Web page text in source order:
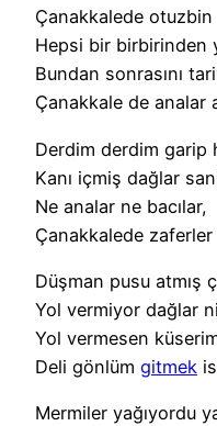
Çanakkalede
Hepsi bir birbirinden
Bundan sonrasını
Çanakkale de analar
Derdim derdim garip
Kanı içmiş dağlar
Ne analar ne bacılar,
Çanakkalede zaferler
Düşman pusu atmış
Yol vermiyor dağlar
Yol vermesen
Deli gönlüm gitmek
Mermiler yağıyordu